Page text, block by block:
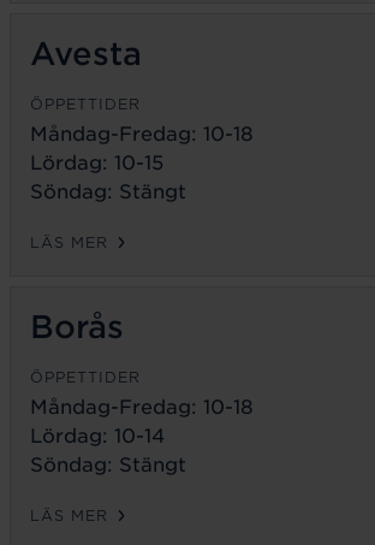
Avesta
ÖPPETTIDER
Måndag-Fredag: 10-18
Lördag: 10-15
Söndag: Stängt
LÄS MER
Borås
ÖPPETTIDER
Måndag-Fredag: 10-18
Lördag: 10-14
Söndag: Stängt
LÄS MER